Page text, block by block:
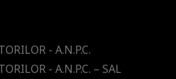
- A.N.P.C.
- A.N.P.C. – SAL